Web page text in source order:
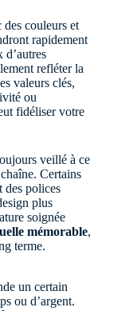
couleurs et
rapidement
d’autres
refléter la
valeurs clés,
ou
fidéliser votre
veillé à ce
Certains
des polices
plus
soignée
mémorable,
terme.
un certain
ou d’argent.